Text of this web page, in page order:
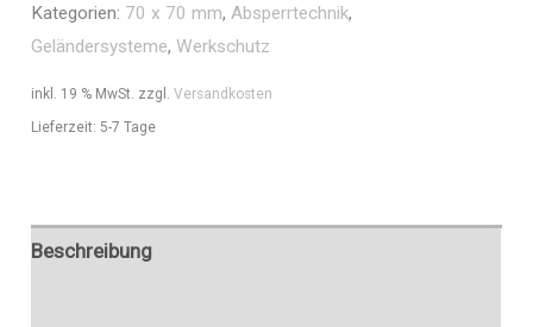
mm
Stahlrohr
Kategorien: 70 x 70 mm, Absperrtechnik,
Geländersysteme,Werkschutz
inkl. 19 % MwSt. zzgl.Versandkosten
Lieferzeit: 5-7 Tage
Beschreibung